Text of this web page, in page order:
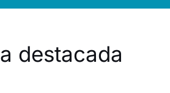
destacada